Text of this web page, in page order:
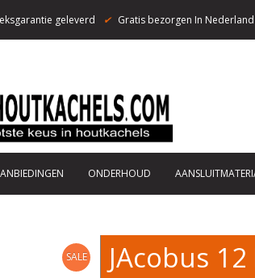
geleverd ✔ Gratis bezorgen In
ONDERHOUD
SALE JAcobus